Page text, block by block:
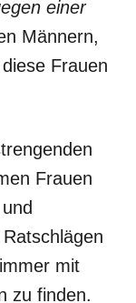
einer
Männern,
Frauen
Frauen
mit
zu finden.